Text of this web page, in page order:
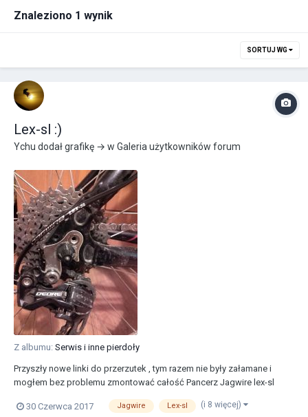
Znaleziono 1 wynik
SORTUJ WG
Lex-sl :)
Ychu dodał grafikę → w Galeria użytkowników forum
Z albumu: Serwis i inne pierdoły
Przyszły nowe linki do przerzutek , tym razem nie były załamane i
mogłem bez problemu zmontować całość Pancerz Jagwire lex-sl
uszczelniane Końcówki linek unex Wszystko chodzi mega dobrze.
30 Czerwca 2017 Jagwire Lex-sl (i 8 więcej)